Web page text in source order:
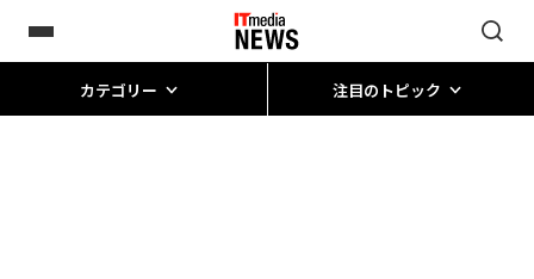
カテゴリー 注目のトピック